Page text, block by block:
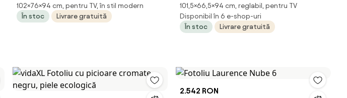
țesătură
102×76×94 cm, pentru TV, în stil modern
În stoc
Livrare gratuită
101.5 cm Poliester
101,5×66,5×94 cm, reglabil, pentru TV
Disponibil în 6 e-shop-uri
În stoc
Livrare gratuită
2.542 RON